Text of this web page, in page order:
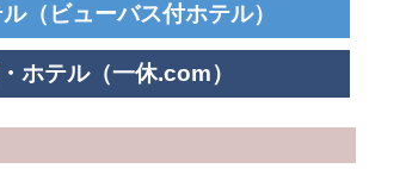
（ビューバス付ホテル）
ホテル（一休.com）